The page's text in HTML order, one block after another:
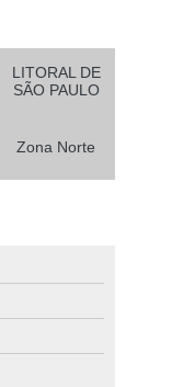
LITORAL DE
SÃO PAULO
Zona Norte